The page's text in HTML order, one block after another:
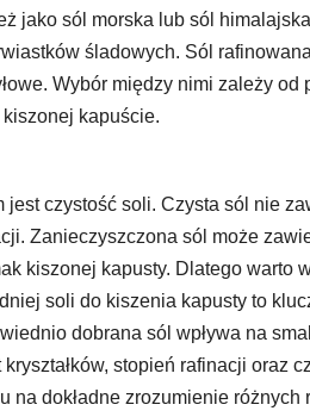
jako sól morska lub sól
śladowych. Sól
Wybór między nimi zależy
kapuście.
jest czystość soli. Czysta sól nie
Zanieczyszczona sól może
kiszonej kapusty. Dlatego warto
soli do kiszenia kapusty to
dobrana sól wpływa na
kryształków, stopień rafinacji oraz
na dokładne zrozumienie